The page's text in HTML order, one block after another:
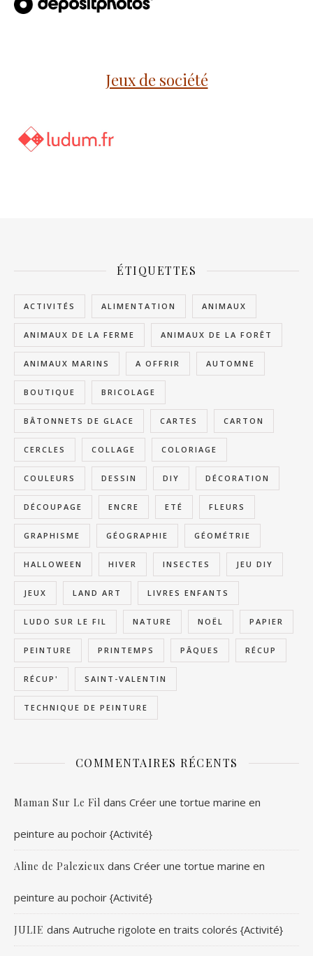
Jeux de société
ÉTIQUETTES
ACTIVITÉS ALIMENTATION ANIMAUX
ANIMAUX DE LA FERME ANIMAUX DE LA FORÊT
ANIMAUX MARINS A OFFRIR AUTOMNE
BOUTIQUE BRICOLAGE
BÂTONNETS DE GLACE CARTES CARTON
CERCLES COLLAGE COLORIAGE
COULEURS DESSIN DIY DÉCORATION
DÉCOUPAGE ENCRE ETÉ FLEURS
GRAPHISME GÉOGRAPHIE GÉOMÉTRIE
HALLOWEEN HIVER INSECTES JEU DIY
JEUX LAND ART LIVRES ENFANTS
LUDO SUR LE FIL NATURE NOËL PAPIER
PEINTURE PRINTEMPS PÂQUES RÉCUP
RÉCUP' SAINT-VALENTIN
TECHNIQUE DE PEINTURE
COMMENTAIRES RÉCENTS
Maman Sur Le Fil dans Créer une tortue marine en
peinture au pochoir {Activité}
Aline de Palezieux dans Créer une tortue marine en
peinture au pochoir {Activité}
JULIE dans Autruche rigolote en traits colorés {Activité}